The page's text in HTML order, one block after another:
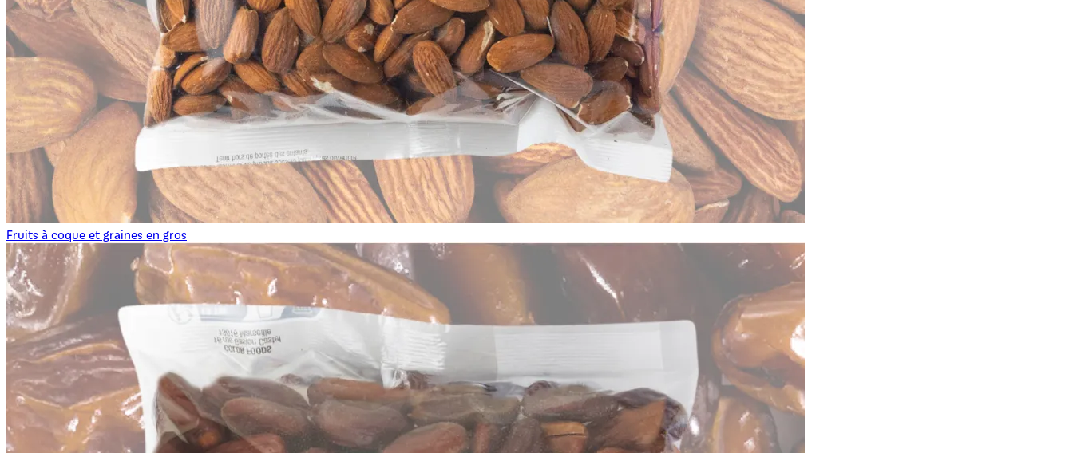
Fruits à coque et graines en gros